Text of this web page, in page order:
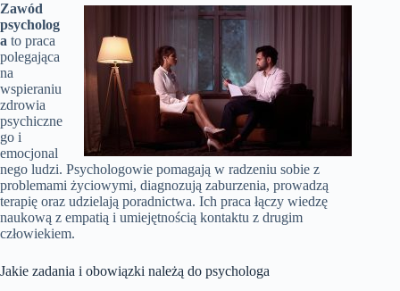
Zawód
psycholog
a to praca
polegająca
na
wspieraniu
zdrowia
psychiczne
go i
emocjonal
nego ludzi. Psychologowie pomagają w radzeniu sobie z
problemami życiowymi, diagnozują zaburzenia, prowadzą
terapię oraz udzielają poradnictwa. Ich praca łączy wiedzę
naukową z empatią i umiejętnością kontaktu z drugim
człowiekiem.
Jakie zadania i obowiązki należą do psychologa